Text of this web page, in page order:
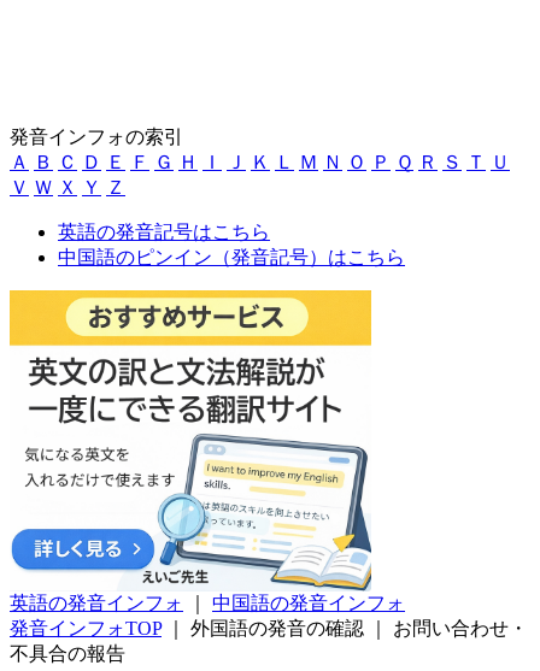
発音インフォの索引
Ａ
Ｂ Ｃ Ｄ Ｅ Ｆ Ｇ Ｈ Ｉ Ｊ Ｋ Ｌ Ｍ Ｎ Ｏ Ｐ Ｑ Ｒ Ｓ Ｔ
Ｕ
Ｖ Ｗ Ｘ Ｙ Ｚ
英語の発音記号はこちら
中国語のピンイン（発音記号）はこちら
英語の発音インフォ
中国語の発音インフォ
発音インフォTOP
外国語の発音の確認
お問い合わせ・
不具合の報告